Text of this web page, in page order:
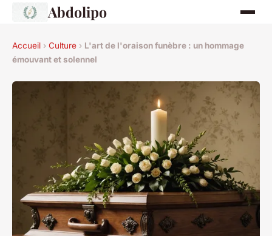
Abdolipo
Accueil › Culture › L'art de l'oraison funèbre : un hommage
émouvant et solennel